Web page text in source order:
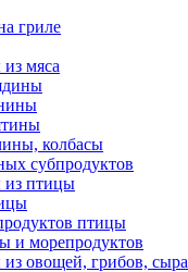
гриле
мяса
колбасы
субпродуктов
из птицы
птицы
и морепродуктов
овощей, грибов, сыра